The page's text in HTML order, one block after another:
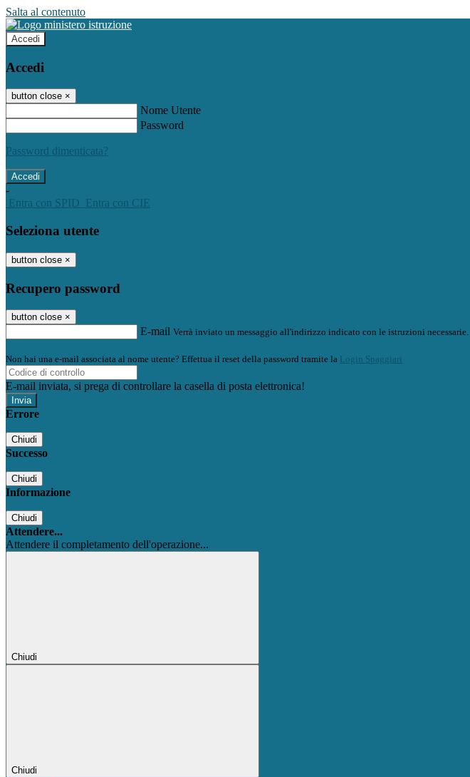
Salta al contenuto
Accedi
Accedi
button close ×
Nome Utente
Password
Password dimenticata?
-
Entra con SPID
Entra con CIE
Seleziona utente
button close ×
Recupero password
button close ×
E-mail Verrà inviato un messaggio all'indirizzo indicato con le istruzioni necessarie.
Non hai una e-mail associata al nome utente? Effettua il reset della password tramite la Login Spaggiari
E-mail inviata, si prega di controllare la casella di posta elettronica!
Errore
Chiudi
Successo
Chiudi
Informazione
Chiudi
Attendere...
Attendere il completamento dell'operazione...
Chiudi
Chiudi